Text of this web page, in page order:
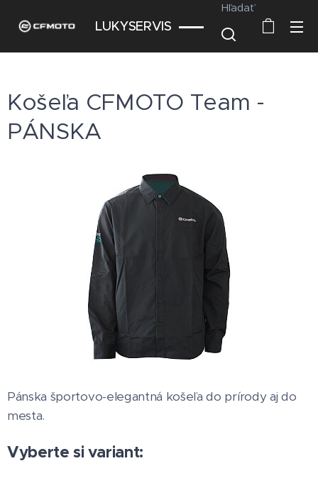
LUKYSERVIS
Hľadať
Košeľa CFMOTO Team -
PÁNSKA
Pánska športovo-elegantná košeľa do prírody aj do
mesta.
Vyberte si variant: